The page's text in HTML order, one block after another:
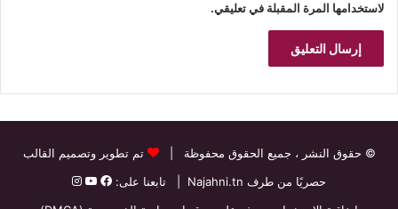
لاستخدامها المرة المقبلة في تعليقي.
© حقوق النشر ، جميع الحقوق محفوظة |
تم تطوير وتصميم القالب
حصريًا من طرف Najahni.tn | تابعنا على: